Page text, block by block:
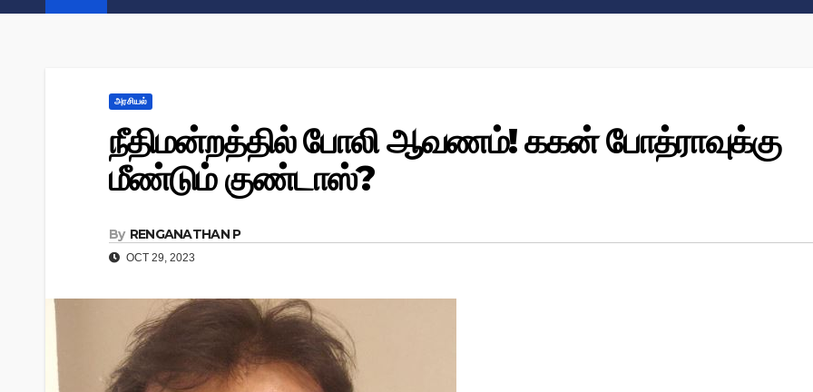
அரசியல்
நீதிமன்றத்தில் போலி ஆவணம்! ககன் போத்ராவுக்கு
மீண்டும் குண்டாஸ்?
By RENGANATHAN P
OCT 29, 2023